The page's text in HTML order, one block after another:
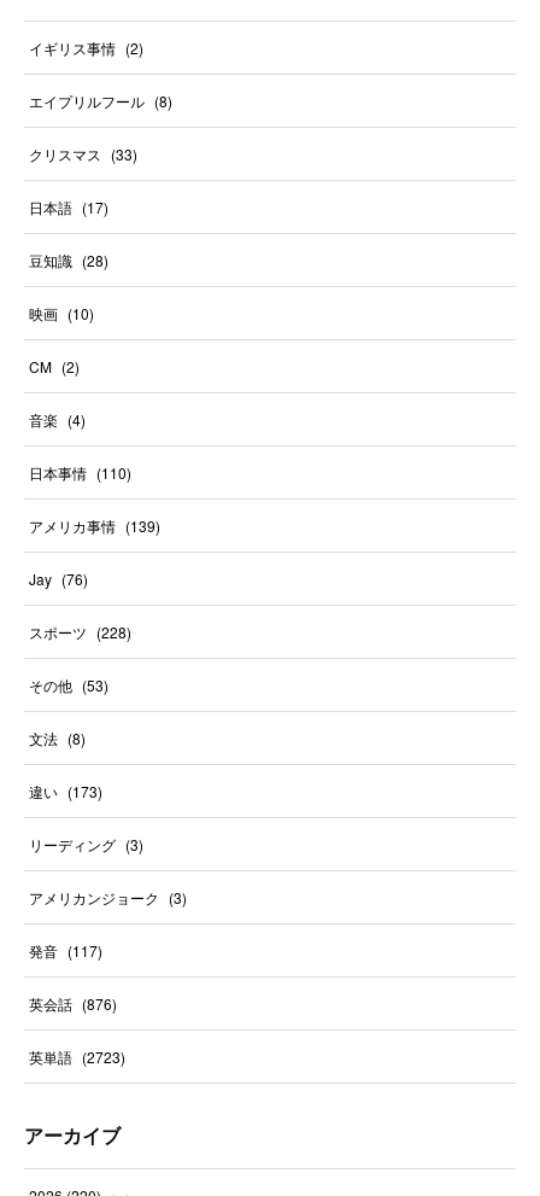
イギリス事情 (2)
エイプリルフール (8)
クリスマス (33)
日本語 (17)
豆知識 (28)
映画 (10)
CM (2)
音楽 (4)
日本事情 (110)
アメリカ事情 (139)
Jay (76)
スポーツ (228)
その他 (53)
文法 (8)
違い (173)
リーディング (3)
アメリカンジョーク (3)
発音 (117)
英会話 (876)
英単語 (2723)
アーカイブ